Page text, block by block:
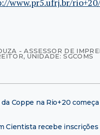
- ASSESSOR DE
, UNIDADE: SGCOMS
da Coppe na Rio+20
Cientista recebe inscrições